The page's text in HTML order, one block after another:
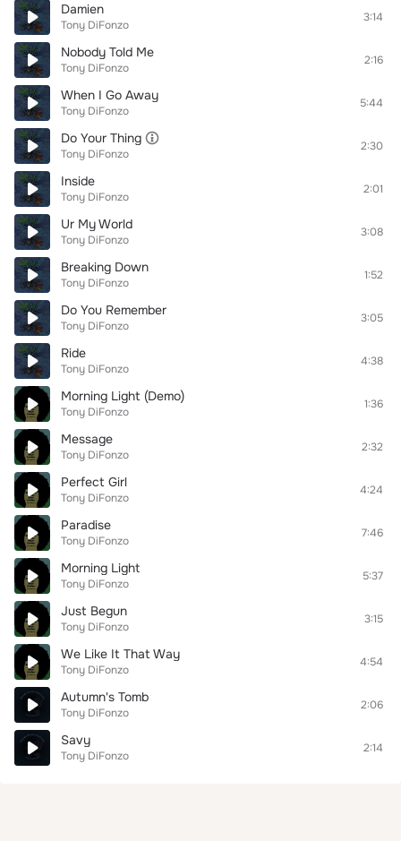
Damien
Tony DiFonzo
3:14
Nobody Told Me
Tony DiFonzo
2:16
When I Go Away
Tony DiFonzo
5:44
Do Your Thing
Tony DiFonzo
2:30
Inside
Tony DiFonzo
2:01
Ur My World
Tony DiFonzo
3:08
Breaking Down
Tony DiFonzo
1:52
Do You Remember
Tony DiFonzo
3:05
Ride
Tony DiFonzo
4:38
Morning Light (Demo)
Tony DiFonzo
1:36
Message
Tony DiFonzo
2:32
Perfect Girl
Tony DiFonzo
4:24
Paradise
Tony DiFonzo
7:46
Morning Light
Tony DiFonzo
5:37
Just Begun
Tony DiFonzo
3:15
We Like It That Way
Tony DiFonzo
4:54
Autumn's Tomb
Tony DiFonzo
2:06
Savy
Tony DiFonzo
2:14